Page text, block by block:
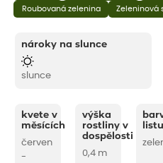
Roubovaná zelenina Zeleninová
nároky na slunce
slunce
kvete v
měsících
červen
-
výška
rostliny v
dospělosti
0,4 m
listu